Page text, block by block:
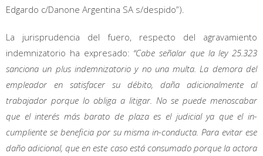
Edgardo c/Danone Argentina SA s/despido”).
La jurisprudencia del fuero, respecto del agravamiento
indemnizatorio ha expresado: “Cabe señalar que la ley 25.323
sanciona un plus indemnizatorio y no una multa. La demora del
empleador en satisfacer su débito, daña adicionalmente al
trabajador porque lo obliga a litigar. No se puede menoscabar
que el interés más barato de plaza es el judicial ya que el in-
cumpliente se beneficia por su misma in-conducta. Para evitar ese
daño adicional, que en este caso está consumado porque la actora